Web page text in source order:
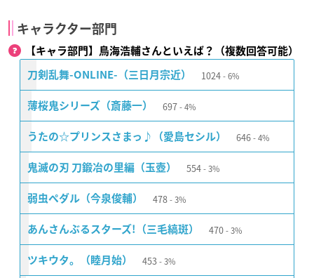
キャラクター部門
【キャラ部門】鳥海浩輔さんといえば？（複数回答可能）
刀剣乱舞-ONLINE-（三日月宗近） 1024 6%
薄桜鬼シリーズ（斎藤一） 697 4%
うたの☆プリンスさまっ♪（愛島セシル） 646 4%
鬼滅の刃 刀鍛冶の里編（玉壺） 554 3%
弱虫ペダル（今泉俊輔） 478 3%
あんさんぶるスターズ!（三毛縞斑） 470 3%
ツキウタ。（睦月始） 453 3%